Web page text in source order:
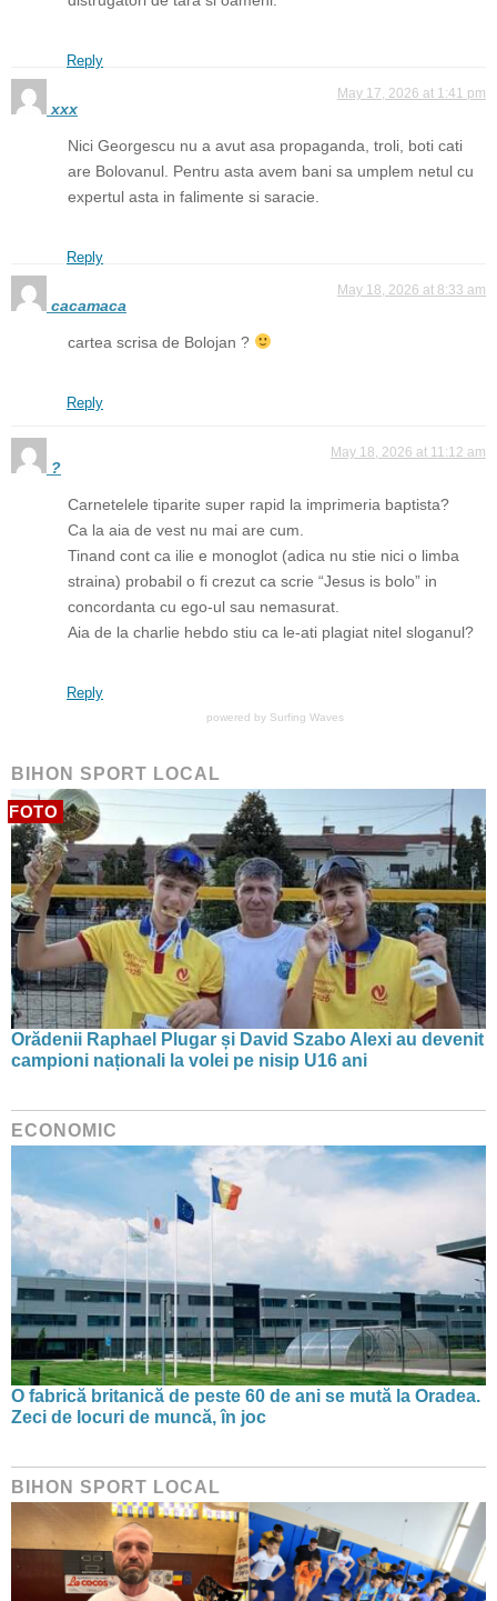
Reply
xxx
May 17, 2026 at 1:41 pm
Nici Georgescu nu a avut asa propaganda, troli, boti cati
are Bolovanul. Pentru asta avem bani sa umplem netul cu
expertul asta in falimente si saracie.
Reply
cacamaca
May 18, 2026 at 8:33 am
cartea scrisa de Bolojan ?
Reply
?
May 18, 2026 at 11:12 am
Carnetelele tiparite super rapid la imprimeria baptista?
Ca la aia de vest nu mai are cum.
Tinand cont ca ilie e monoglot (adica nu stie nici o limba
straina) probabil o fi crezut ca scrie “Jesus is bolo” in
concordanta cu ego-ul sau nemasurat.
Aia de la charlie hebdo stiu ca le-ati plagiat nitel sloganul?
Reply
powered by Surfing Waves
BIHON SPORT LOCAL
FOTO
Orădenii Raphael Plugar și David Szabo Alexi au devenit
campioni naționali la volei pe nisip U16 ani
ECONOMIC
O fabrică britanică de peste 60 de ani se mută la Oradea.
Zeci de locuri de muncă, în joc
BIHON SPORT LOCAL